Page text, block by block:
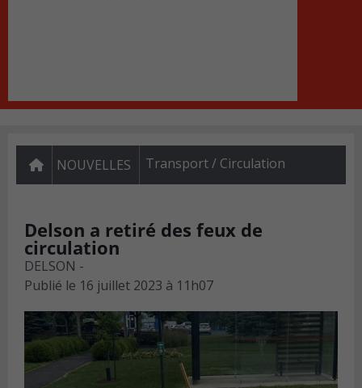
NOUVELLES Transport / Circulation
Delson a retiré des feux de
circulation
DELSON -
Publié le 16 juillet 2023 à 11h07